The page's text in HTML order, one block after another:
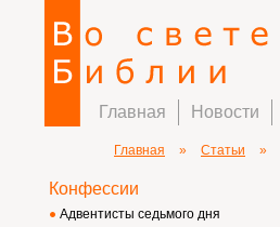
Главная Новости
Главная » Статьи »
Конфессии
Адвентисты седьмого дня